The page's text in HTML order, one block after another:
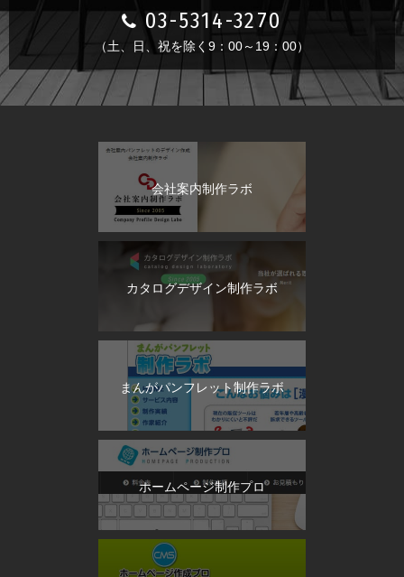
03-5314-3270
（土、日、祝を除く9：00～19：00）
会社案内制作ラボ
カタログデザイン制作ラボ
まんがパンフレット制作ラボ
ホームページ制作プロ